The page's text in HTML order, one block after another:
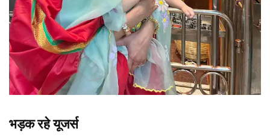
भड़क रहे यूजर्स